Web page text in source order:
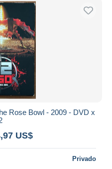
Rose Bowl - 2009 - DVD x
US$
Privado